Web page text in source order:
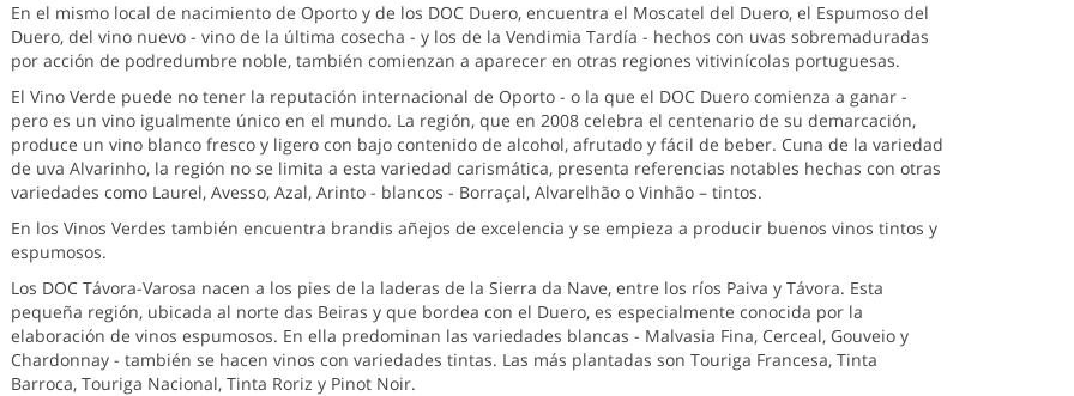
En el mismo local de nacimiento de Oporto y de los DOC Duero, encuentra el Moscatel del Duero, el Espumoso del
Duero, del vino nuevo - vino de la última cosecha - y los de la Vendimia Tardía - hechos con uvas sobremaduradas
por acción de podredumbre noble, también comienzan a aparecer en otras regiones vitivinícolas portuguesas.
El Vino Verde puede no tener la reputación internacional de Oporto - o la que el DOC Duero comienza a ganar -
pero es un vino igualmente único en el mundo. La región, que en 2008 celebra el centenario de su demarcación,
produce un vino blanco fresco y ligero con bajo contenido de alcohol, afrutado y fácil de beber. Cuna de la variedad
de uva Alvarinho, la región no se limita a esta variedad carismática, presenta referencias notables hechas con otras
variedades como Laurel, Avesso, Azal, Arinto - blancos - Borraçal, Alvarelhão o Vinhão – tintos.
En los Vinos Verdes también encuentra brandis añejos de excelencia y se empieza a producir buenos vinos tintos y
espumosos.
Los DOC Távora-Varosa nacen a los pies de la laderas de la Sierra da Nave, entre los ríos Paiva y Távora. Esta
pequeña región, ubicada al norte das Beiras y que bordea con el Duero, es especialmente conocida por la
elaboración de vinos espumosos. En ella predominan las variedades blancas - Malvasia Fina, Cerceal, Gouveio y
Chardonnay - también se hacen vinos con variedades tintas. Las más plantadas son Touriga Francesa, Tinta
Barroca, Touriga Nacional, Tinta Roriz y Pinot Noir.